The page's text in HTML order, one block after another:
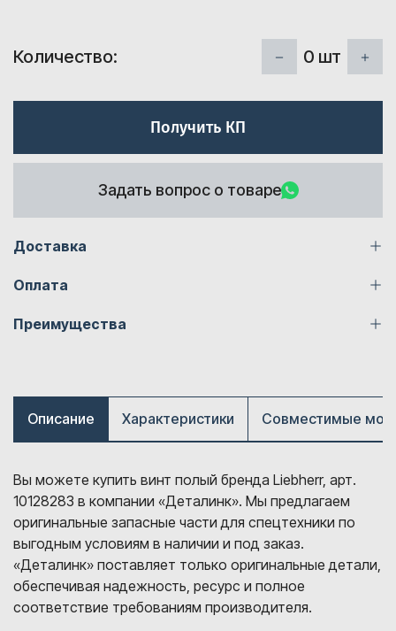
Количество: 0 шт
Получить КП
Задать вопрос о товаре
Доставка
Оплата
Преимущества
Описание Характеристики Совместимые
Вы можете купить винт полый бренда Liebherr, арт.
10128283 в компании «Деталинк». Мы предлагаем
оригинальные запасные части для спецтехники по
выгодным условиям в наличии и под заказ.
«Деталинк» поставляет только оригинальные детали,
обеспечивая надежность, ресурс и полное
соответствие требованиям производителя.